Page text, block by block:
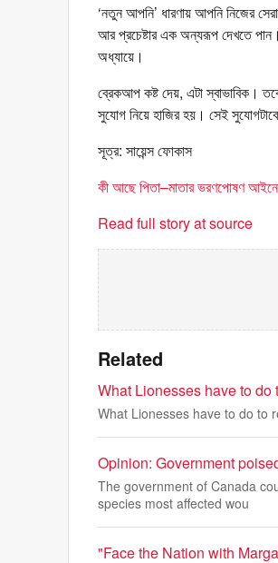
‘নতুন আপনি’ ধারণায় আপনি নিজের
আর প্রচেষ্টার এক অন্যরূপ দেখতে
অধ্যায়ে।
ব্রেকআপ কষ্ট দেয়, এটা স্বাভাবিক।
সুযোগ নিয়ে হাজির হয়। সেই
সূত্র: সায়েন্স ফোকাস
কী আছে পিতা–মাতার ভরণপোষণ আইনে
Read full story at source
Related
What Lionesses have to
What Lionesses have to do to
Opinion: Government
The government of Canada
species most affected wou
"Face the Nation with